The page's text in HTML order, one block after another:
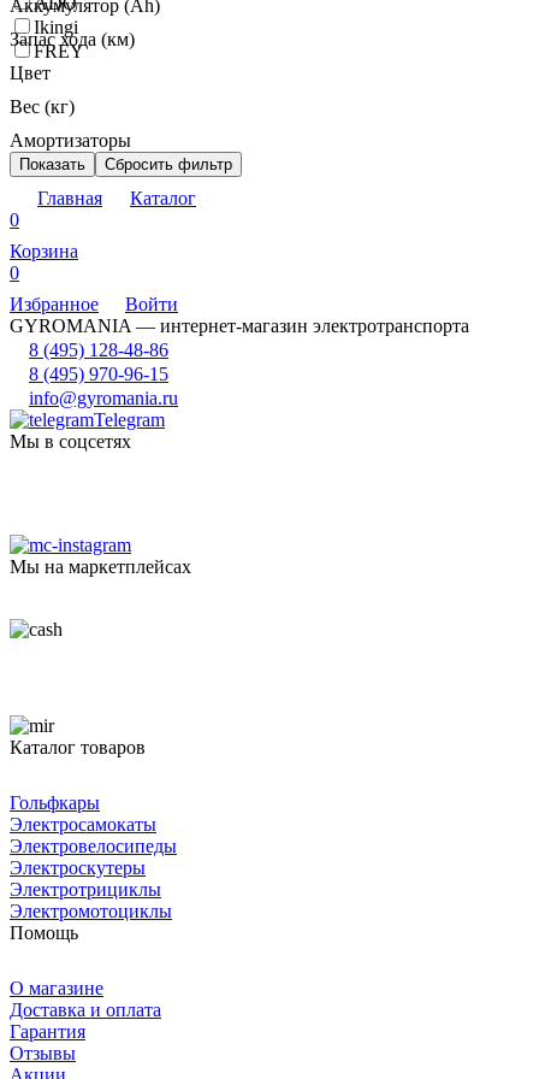
Ikingi
FREY
Аккумулятор (Ah)
Запас хода (км)
Цвет
Вес (кг)
Амортизаторы
Показать Сбросить фильтр
Главная
Каталог
0
Корзина
0
Избранное
Войти
GYROMANIA — интернет-магазин электротранспорта
8 (495) 128-48-86
8 (495) 970-96-15
info@gyromania.ru
Telegram
Мы в соцсетях
Мы на маркетплейсах
Каталог товаров
Гольфкары
Электросамокаты
Электровелосипеды
Электроскутеры
Электротрициклы
Электромотоциклы
Помощь
О магазине
Доставка и оплата
Гарантия
Отзывы
Акции